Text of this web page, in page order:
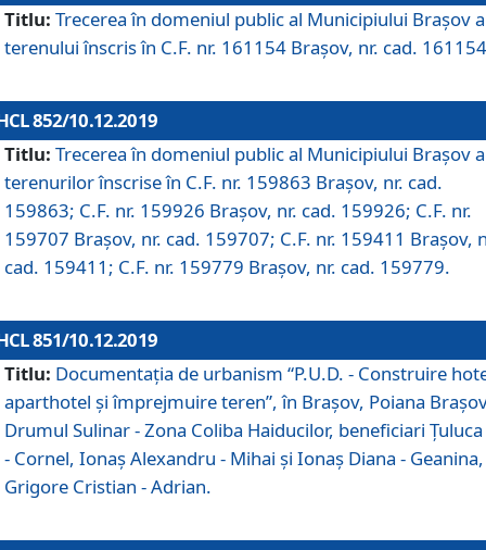
Titlu: Trecerea în domeniul public al Municipiului Braşov a
terenului înscris în C.F. nr. 161154 Brașov, nr. cad.
852/10.12.2019
Titlu: Trecerea în domeniul public al Municipiului Braşov a
terenurilor înscrise în C.F. nr. 159863 Brașov, nr. cad.
159863; C.F. nr. 159926 Brașov, nr. cad. 159926; C.F. nr.
159707 Brașov, nr. cad. 159707; C.F. nr. 159411 Brașov,
cad. 159411; C.F. nr. 159779 Brașov, nr. cad. 159779.
851/10.12.2019
Titlu: Documentaţia de urbanism “P.U.D. - Construire
aparthotel şi împrejmuire teren”, în Braşov, Poiana
Drumul Sulinar - Zona Coliba Haiducilor, beneficiari
- Cornel, Ionaş Alexandru - Mihai şi Ionaş Diana - Geanina,
Grigore Cristian - Adrian.